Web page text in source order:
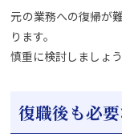
元の業務への復帰が
ります。
慎重に検討しましょう
復職後も必